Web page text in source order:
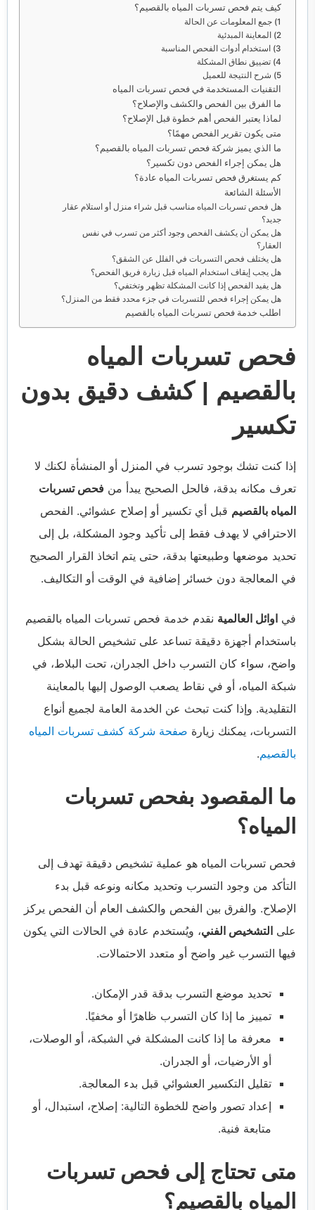
كيف يتم فحص تسربات المياه بالقصيم؟
1) جمع المعلومات عن الحالة
2) المعاينة المبدئية
3) استخدام أدوات الفحص المناسبة
4) تضييق نطاق المشكلة
5) شرح النتيجة للعميل
التقنيات المستخدمة في فحص تسربات المياه
ما الفرق بين الفحص والكشف والإصلاح؟
لماذا يعتبر الفحص أهم خطوة قبل الإصلاح؟
متى يكون تقرير الفحص مهمًا؟
ما الذي يميز شركة فحص تسربات المياه بالقصيم؟
هل يمكن إجراء الفحص دون تكسير؟
كم يستغرق فحص تسربات المياه عادة؟
الأسئلة الشائعة
هل فحص تسربات المياه مناسب قبل شراء منزل أو استلام عقار
جديد؟
هل يمكن أن يكشف الفحص وجود أكثر من تسرب في نفس
العقار؟
هل يختلف فحص التسربات في الفلل عن الشقق؟
هل يجب إيقاف استخدام المياه قبل زيارة فريق الفحص؟
هل يفيد الفحص إذا كانت المشكلة تظهر وتختفي؟
هل يمكن إجراء فحص للتسربات في جزء محدد فقط من المنزل؟
اطلب خدمة فحص تسربات المياه بالقصيم
فحص تسربات المياه
بالقصيم | كشف دقيق بدون
تكسير
إذا كنت تشك بوجود تسرب في المنزل أو المنشأة لكنك لا
تعرف مكانه بدقة، فالحل الصحيح يبدأ من فحص تسربات
المياه بالقصيم قبل أي تكسير أو إصلاح عشوائي. الفحص
الاحترافي لا يهدف فقط إلى تأكيد وجود المشكلة، بل إلى
تحديد موضعها وطبيعتها بدقة، حتى يتم اتخاذ القرار الصحيح
في المعالجة دون خسائر إضافية في الوقت أو التكاليف.
في اوائل العالمية نقدم خدمة فحص تسربات المياه بالقصيم
باستخدام أجهزة دقيقة تساعد على تشخيص الحالة بشكل
واضح، سواء كان التسرب داخل الجدران، تحت البلاط، في
شبكة المياه، أو في نقاط يصعب الوصول إليها بالمعاينة
التقليدية. وإذا كنت تبحث عن الخدمة العامة لجميع أنواع
التسربات، يمكنك زيارة صفحة شركة كشف تسربات المياه
بالقصيم.
ما المقصود بفحص تسربات
المياه؟
فحص تسربات المياه هو عملية تشخيص دقيقة تهدف إلى
التأكد من وجود التسرب وتحديد مكانه ونوعه قبل بدء
الإصلاح. والفرق بين الفحص والكشف العام أن الفحص يركز
على التشخيص الفني، ويُستخدم عادة في الحالات التي يكون
فيها التسرب غير واضح أو متعدد الاحتمالات.
تحديد موضع التسرب بدقة قدر الإمكان.
تمييز ما إذا كان التسرب ظاهرًا أو مخفيًا.
معرفة ما إذا كانت المشكلة في الشبكة، أو الوصلات،
أو الأرضيات، أو الجدران.
تقليل التكسير العشوائي قبل بدء المعالجة.
إعداد تصور واضح للخطوة التالية: إصلاح، استبدال، أو
متابعة فنية.
متى تحتاج إلى فحص تسربات
المياه بالقصيم؟